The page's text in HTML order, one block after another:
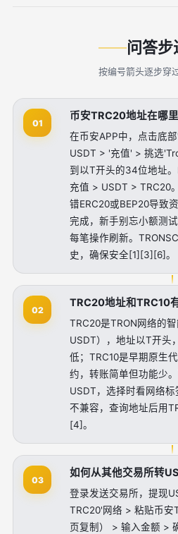
问答步
按编号箭头逐步穿
01
币安TRC20地址在哪里
在币安APP中，点击底
USDT > '充值' > 挑选
到以T开头的34位地址
充值 > USDT > TRC20
错ERC20或BEP20导致
完成，新手别忘小额测
每笔操作刷新。
史，确保安全[1][3][6]。
02
TRC20地址和TRC10
TRC20是TRON网络的
USDT），地址以T开头
低；TRC10是早期原生
约，转账简单但功能少
USDT，选择时看网络
不兼容，查询地址后用
[4]。
03
如何从其他交易所转
登录发送交易所，提现
TRC20'网络 > 粘贴币安
页复制） > 输入金额 >